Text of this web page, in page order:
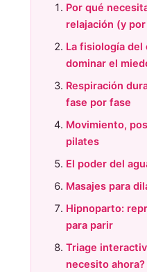
Por qué
relajación (y
La fisiología
dominar el
Respiración
fase por fase
Movimiento,
pilates
El poder del
Masajes para
Hipnoparto:
para parir
Triage
necesito ahora?